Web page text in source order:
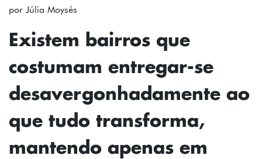
TEXTOS
PODCAST
MAPA
SOBRE
INSTAGRAM
CONTATO
por Júlia Moysés
Existem bairros que
costumam entregar-se
desavergonhadamente ao
que tudo transforma,
mantendo apenas em